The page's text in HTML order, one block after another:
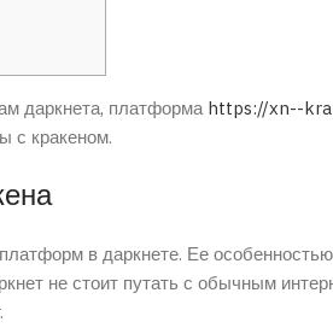
даркнета, платформаhttps://xn--
с кракеном.
в даркнете. Ее
не стоит путать с обычным